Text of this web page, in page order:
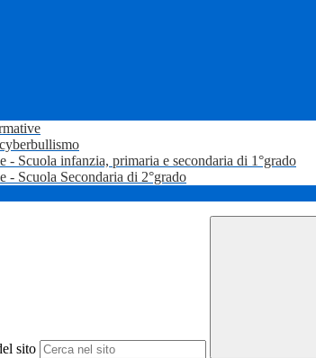
- Scuola infanzia, primaria e secondaria di 1°grado
- Scuola Secondaria di 2°grado
sito